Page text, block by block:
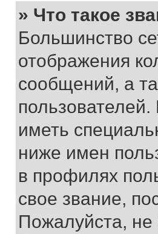
» Что такое
Большинство
отображения
сообщений, а
иметь
ниже имен
в профилях
свое звание,
Пожалуйста, не